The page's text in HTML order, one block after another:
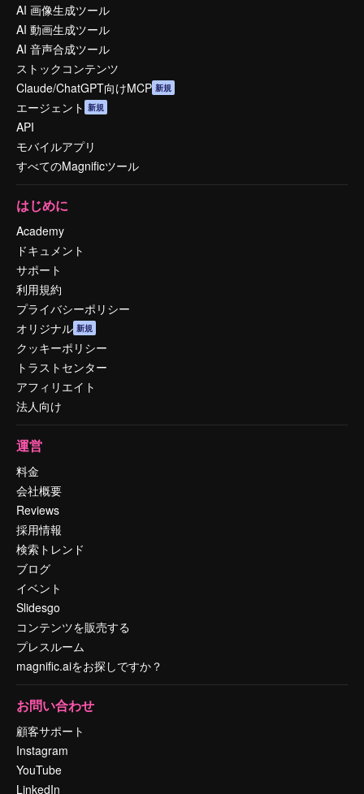
AI 画像生成ツール
AI 動画生成ツール
AI 音声合成ツール
ストックコンテンツ
Claude/ChatGPT向けMCP 新規
エージェント 新規
API
モバイルアプリ
すべてのMagnificツール
はじめに
Academy
ドキュメント
サポート
利用規約
プライバシーポリシー
オリジナル 新規
クッキーポリシー
トラストセンター
アフィリエイト
法人向け
運営
料金
会社概要
Reviews
採用情報
検索トレンド
ブログ
イベント
Slidesgo
コンテンツを販売する
プレスルーム
magnific.aiをお探しですか？
お問い合わせ
顧客サポート
Instagram
YouTube
LinkedIn